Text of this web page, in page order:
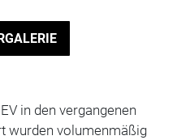
in den vergangenen
wurden volumenmäßig